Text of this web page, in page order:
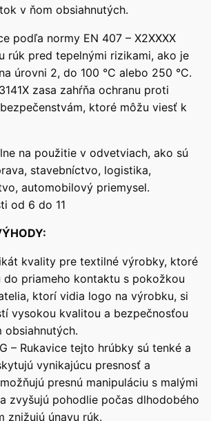
v ňom obsiahnutých.
podľa normy EN 407 – X2XXXX
rúk pred tepelnými rizikami, ako je
úrovni 2, do 100 °C alebo 250 °C.
zasa zahŕňa ochranu proti
ktoré môžu viesť k
na použitie v odvetviach, ako sú
stavebníctvo, logistika,
automobilový priemysel.
od 6 do 11
kvality pre textilné výrobky, ktoré
do priameho kontaktu s pokožkou
ktorí vidia logo na výrobku, si
vysokou kvalitou a bezpečnosťou
obsiahnutých.
– Rukavice tejto hrúbky sú tenké a
vynikajúcu presnosť a
presnú manipuláciu s malými
zvyšujú pohodlie počas dlhodobého
znižujú únavu rúk.